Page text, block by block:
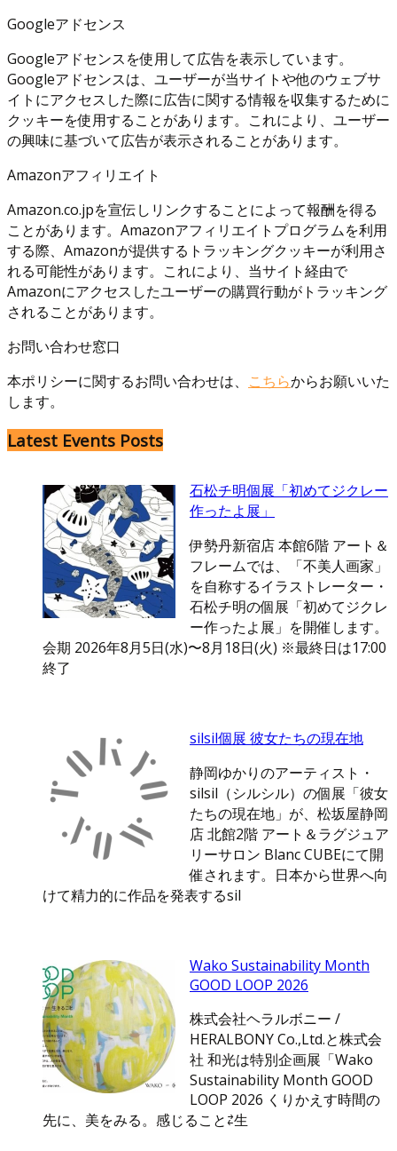
Googleアドセンス
Googleアドセンスを使用して広告を表示しています。
Googleアドセンスは、ユーザーが当サイトや他のウェブサ
イトにアクセスした際に広告に関する情報を収集するために
クッキーを使用することがあります。これにより、ユーザー
の興味に基づいて広告が表示されることがあります。
Amazonアフィリエイト
Amazon.co.jpを宣伝しリンクすることによって報酬を得る
ことがあります。Amazonアフィリエイトプログラムを利用
する際、Amazonが提供するトラッキングクッキーが利用さ
れる可能性があります。これにより、当サイト経由で
Amazonにアクセスしたユーザーの購買行動がトラッキング
されることがあります。
お問い合わせ窓口
本ポリシーに関するお問い合わせは、 こちらからお願いいた
します。
Latest Events Posts
石松チ明個展「初めてジクレー
作ったよ展」
伊勢丹新宿店 本館6階 アート＆
フレームでは、「不美人画家」
を自称するイラストレーター・
石松チ明の個展「初めてジクレ
ー作ったよ展」を開催します。
会期 2026年8月5日(水)〜8月18日(火) ※最終日は17:00
終了
silsil個展 彼女たちの現在地
静岡ゆかりのアーティスト・
silsil（シルシル）の個展「彼女
たちの現在地」が、松坂屋静岡
店 北館2階 アート＆ラグジュア
リーサロン Blanc CUBEにて開
催されます。日本から世界へ向
けて精力的に作品を発表するsil
Wako Sustainability Month
GOOD LOOP 2026
株式会社ヘラルボニー /
HERALBONY Co.,Ltd.と株式会
社 和光は特別企画展「Wako
Sustainability Month GOOD
LOOP 2026 くりかえす時間の
先に、美をみる。感じること⇄生